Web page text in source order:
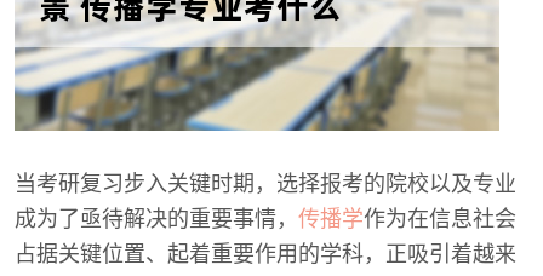
当考研复习步入关键时期，选择报考的院校以及专业
成为了亟待解决的重要事情， 传播学作为在信息社会
占据关键位置、起着重要作用的学科，正吸引着越来